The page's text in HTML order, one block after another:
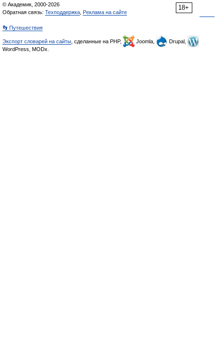
18+
© Академик, 2000-2026
Обратная связь: Техподдержка Реклама на сайте
👣 Путешествия
Экспорт словарей на сайты , сделанные на PHP, Joomla,
Drupal,
WordPress, MODx.